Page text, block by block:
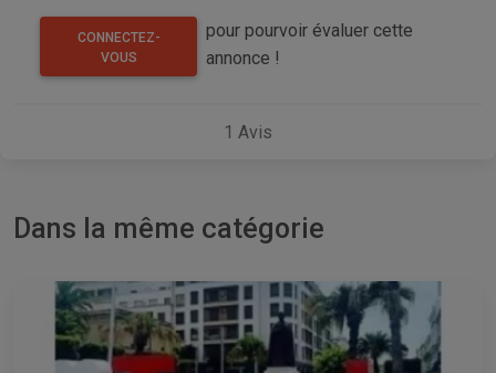
CONNECTEZ-
VOUS
pour pourvoir évaluer cette
annonce !
1 Avis
Dans la même catégorie